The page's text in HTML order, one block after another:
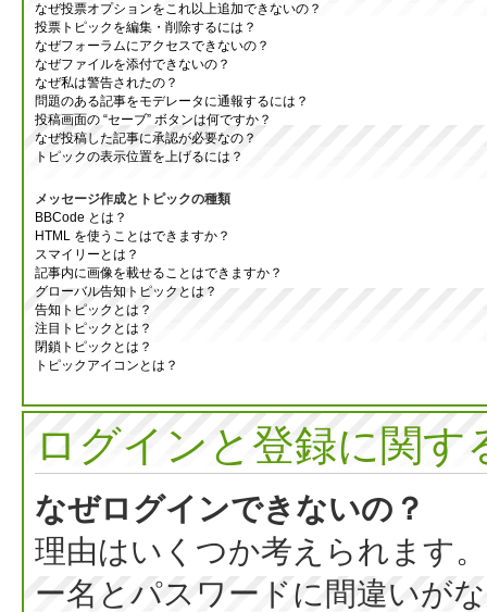
なぜ投票オプションをこれ以上追加できないの？
投票トピックを編集・削除するには？
なぜフォーラムにアクセスできないの？
なぜファイルを添付できないの？
なぜ私は警告されたの？
問題のある記事をモデレータに通報するには？
投稿画面の “セーブ” ボタンは何ですか？
なぜ投稿した記事に承認が必要なの？
トピックの表示位置を上げるには？
メッセージ作成とトピックの種類
BBCode とは？
HTML を使うことはできますか？
スマイリーとは？
記事内に画像を載せることはできますか？
グローバル告知トピックとは？
告知トピックとは？
注目トピックとは？
閉鎖トピックとは？
トピックアイコンとは？
ログインと登録に関す
なぜログインできないの？
理由はいくつか考えられます
ー名とパスワードに間違いが